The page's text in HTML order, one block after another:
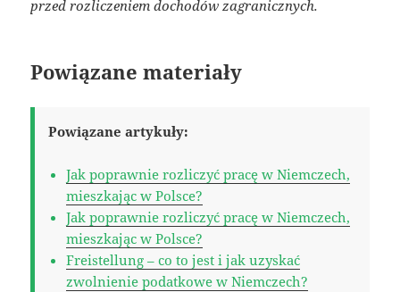
przed rozliczeniem dochodów zagranicznych.
Powiązane materiały
Powiązane artykuły:
Jak poprawnie rozliczyć pracę w Niemczech,
mieszkając w Polsce?
Jak poprawnie rozliczyć pracę w Niemczech,
mieszkając w Polsce?
Freistellung – co to jest i jak uzyskać
zwolnienie podatkowe w Niemczech?